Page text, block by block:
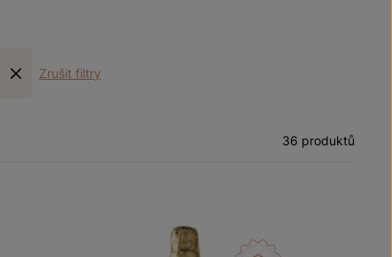
Zrušit filtry
36 produktů